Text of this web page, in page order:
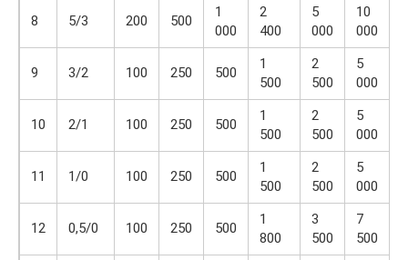
8 5/3 200 500
1
000
2
400
5
000
10
000
9 3/2 100 250 500
1
500
2
500
5
000
10 2/1 100 250 500
1
500
2
500
5
000
11 1/0 100 250 500
1
500
2
500
5
000
12 0,5/0 100 250 500
1
800
3
500
7
500